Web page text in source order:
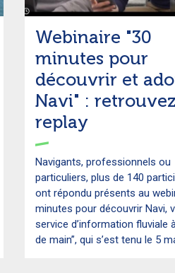
Webinaire "30
minutes pour
découvrir et
Navi" :
replay
Navigants, professionnels ou
particuliers, plus de 140
ont répondu présents au
minutes pour découvrir Navi,
service d’information fluviale
de main”, qui s’est tenu le 5